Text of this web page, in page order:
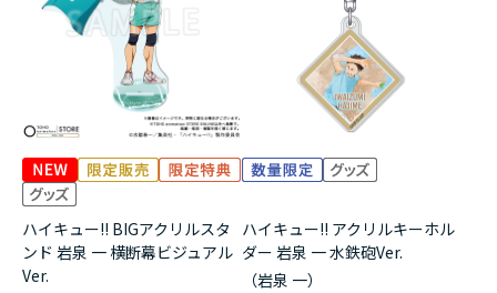
ハイキュー!! BIGアクリルスタ
ンド 岩泉 一 横断幕ビジュアル
Ver.
ハイキュー!! アクリルキーホル
ダー 岩泉 一 水鉄砲Ver.
（岩泉 一）